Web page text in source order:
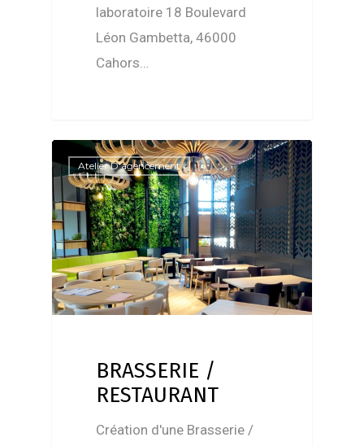
laboratoire 18 Boulevard
Léon Gambetta, 46000
Cahors…
Atelier D'agencement
BRASSERIE /
RESTAURANT
Création d'une Brasserie /